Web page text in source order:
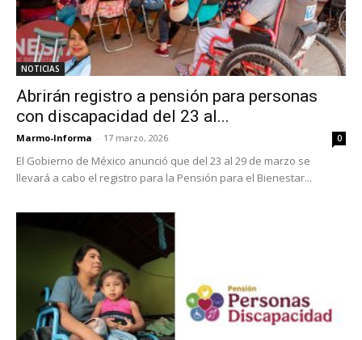
NOTICIAS
Abrirán registro a pensión para personas
con discapacidad del 23 al...
Marmo-Informa - 17 marzo, 2026 0
El Gobierno de México anunció que del 23 al 29 de marzo se
llevará a cabo el registro para la Pensión para el Bienestar...